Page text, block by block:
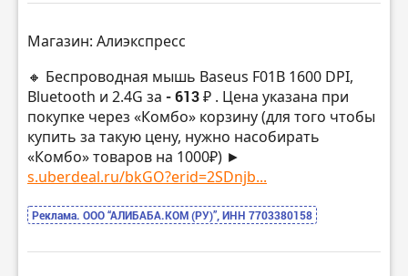
Магазин: Алиэкспресс
🔸 Беспроводная мышь Baseus F01B 1600 DPI,
Bluetooth и 2.4G за - 613 ₽ . Цена указана при
покупке через «Комбо» корзину (для того чтобы
купить за такую цену, нужно насобирать
«Комбо» товаров на 1000₽) ►
s.uberdeal.ru/bkGO?erid=2SDnjb...
Реклама. ООО “АЛИБАБА.КОМ (РУ)”, ИНН 7703380158